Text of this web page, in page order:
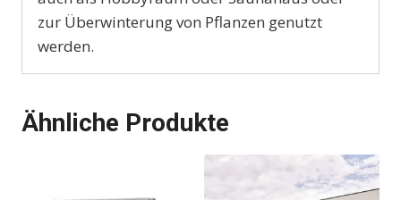
zur Überwinterung von Pflanzen genutzt
werden.
Ähnliche Produkte